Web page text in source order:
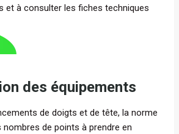
et à consulter les fiches techniques
des équipements
de doigts et de tête, la norme
de points à prendre en